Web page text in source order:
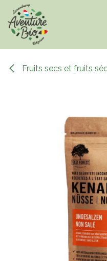
Se rendre au contenu
Fruits secs et fruits